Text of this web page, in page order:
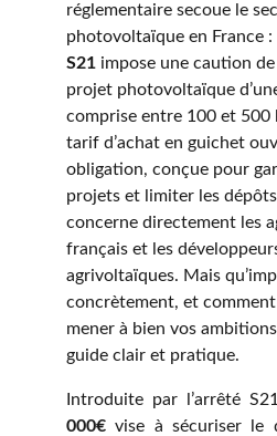
réglementaire secoue le
photovoltaïque en France
S21 impose une caution
projet photovoltaïque
comprise entre 100 et 500
tarif d’achat en guichet
obligation, conçue pour
projets et limiter les
concerne directement les
français et les
agrivoltaïques. Mais
concrètement, et comment
mener à bien vos
guide clair et pratique.
Introduite par l’arrêté
000€ vise à sécuriser le